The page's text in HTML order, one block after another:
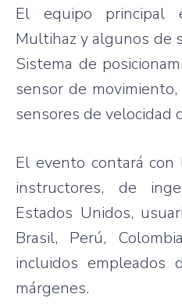
El equipo
Multihaz y algunos de
Sistema de
sensor de
sensores de velocidad
El evento contará con
instructores, de
Estados Unidos,
Brasil, Perú,
incluidos empleados
márgenes.